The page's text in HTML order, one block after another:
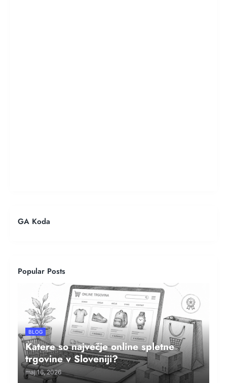
GA Koda
Popular Posts
BLOG
Katere so največje online spletne
trgovine v Sloveniji?
maj 16, 2026